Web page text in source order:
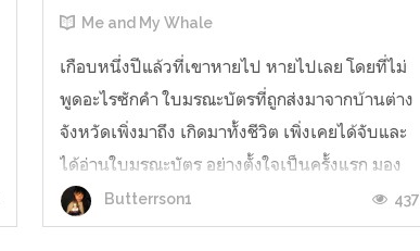
Me and My Whale
เกือบหนึ่งปีแล้วที่เขาหายไป หายไปเลย โดยที่ไม่
พูดอะไรซักคำ ใบมรณะบัตรที่ถูกส่งมาจากบ้านต่าง
จังหวัดเพิ่งมาถึง เกิดมาทั้งชีวิต เพิ่งเคยได้จับและ
ได้อ่านใบมรณะบัตร อย่างตั้งใจเป็นครั้งแรก มอง
ย้อนกลับไปถึงเรื่องของเรา แทบไม่มีอะไรอยู่ใน
ความทรงจำ ที่ยังค้างอยู่คงมีเพียงคำถาม และความ
Butterrson1 437